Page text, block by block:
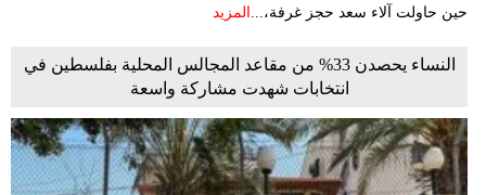
حين حاولت آلاء سعد حجز غرفة،... المزيد
النساء يحصدن 33% من مقاعد المجالس المحلية بفلسطين في
انتخابات شهدت مشاركة واسعة